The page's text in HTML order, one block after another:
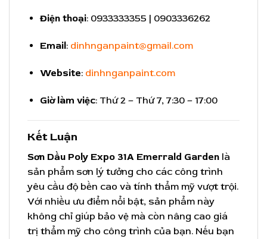
Điện thoại: 0933333355 | 0903336262
Email: dinhnganpaint@gmail.com
Website: dinhnganpaint.com
Giờ làm việc: Thứ 2 – Thứ 7, 7:30 – 17:00
Kết Luận
Sơn Dầu Poly Expo 31A Emerrald Garden là
sản phẩm sơn lý tưởng cho các công trình
yêu cầu độ bền cao và tính thẩm mỹ vượt trội.
Với nhiều ưu điểm nổi bật, sản phẩm này
không chỉ giúp bảo vệ mà còn nâng cao giá
trị thẩm mỹ cho công trình của bạn. Nếu bạn